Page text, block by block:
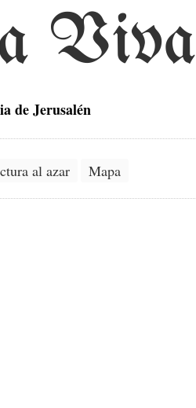
Viva
de Jerusalén
al azar Mapa